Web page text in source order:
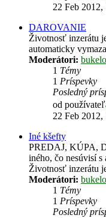
22 Feb 2012,
DAROVANIE
Životnosť inzerátu
automaticky
Moderátori: bukelo
1 Témy
1 Príspevky
Posledný
od
22 Feb 2012,
Iné kšefty
PREDAJ, KÚPA,
iného, čo nesúvisí
Životnosť inzerátu
Moderátori: bukelo
1 Témy
1 Príspevky
Posledný